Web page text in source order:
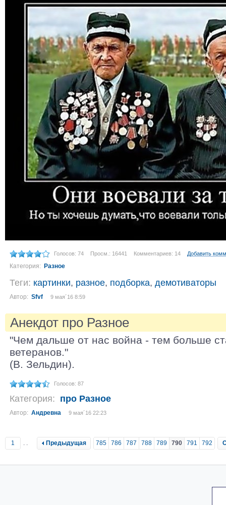
Голосов: 74 Просм.: 16441 Комментариев: 14 Добавить
Категория: Разное
Теги: картинки, разное, подборка, демотиваторы
Автор: Sfvf 9 мая´16 8:59
Анекдот про Разное
"Чем дальше от нас война - тем больше
ветеранов."
(В. Зельдин).
Голосов: 87
Категория: про Разное
Автор: Андревна 9 мая´16 22:23
1 .. Предыдущая 785 786 787 788 789 790 791 792